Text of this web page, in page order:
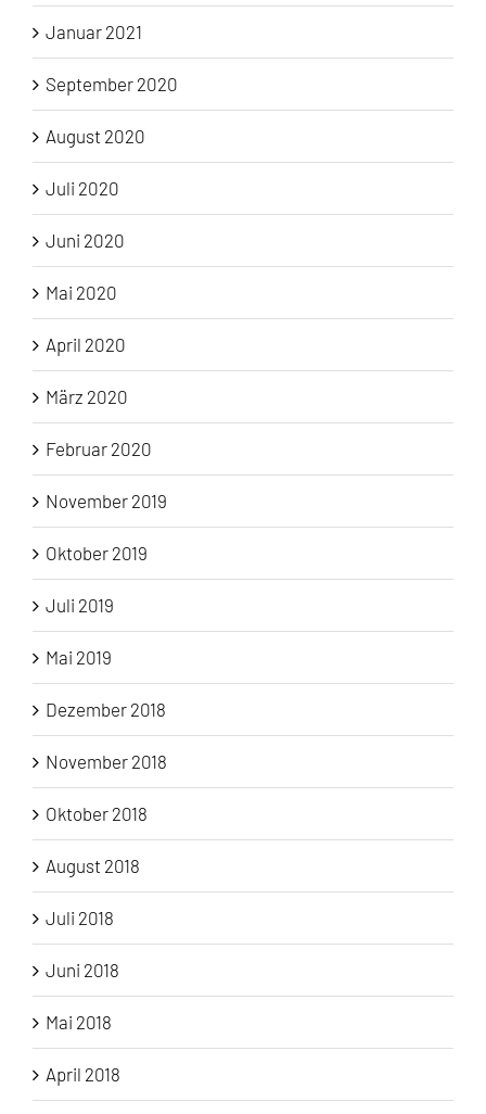
Januar 2021
September 2020
August 2020
Juli 2020
Juni 2020
Mai 2020
April 2020
März 2020
Februar 2020
November 2019
Oktober 2019
Juli 2019
Mai 2019
Dezember 2018
November 2018
Oktober 2018
August 2018
Juli 2018
Juni 2018
Mai 2018
April 2018